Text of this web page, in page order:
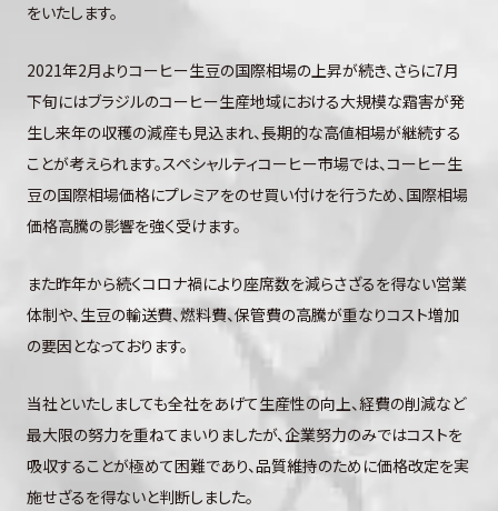
をいたします。
2021年2月よりコーヒー生豆の国際相場の上昇が続き、さらに7月
下旬にはブラジルのコーヒー生産地域における大規模な霜害が発
生し来年の収穫の減産も見込まれ、長期的な高値相場が継続する
ことが考えられます。スペシャルティコーヒー市場では、コーヒー生
豆の国際相場価格にプレミアをのせ買い付けを行うため、国際相場
価格高騰の影響を強く受けます。
また昨年から続くコロナ禍により座席数を減らさざるを得ない営業
体制や、生豆の輸送費、燃料費、保管費の高騰が重なりコスト増加
の要因となっております。
当社といたしましても全社をあげて生産性の向上、経費の削減など
最大限の努力を重ねてまいりましたが、企業努力のみではコストを
吸収することが極めて困難であり、品質維持のために価格改定を実
施せざるを得ないと判断しました。